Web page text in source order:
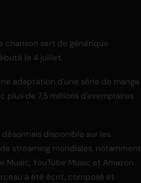
chanson sert de générique
le 4 juillet.
adaptation d'une série de manga
plus de 7,5 millions d'exemplaires
disponible sur les
streaming mondiales, notamment
Music, YouTube Music et Amazon
a été écrit, composé et